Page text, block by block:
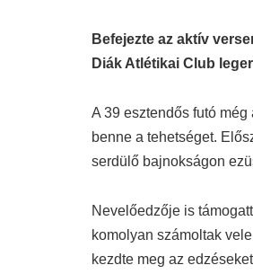
Befejezte az aktív
Diák Atlétikai Club
A 39 esztendős futó
benne a tehetséget.
serdülő bajnokságon
Nevelőedzője is
komolyan számoltak
kezdte meg az